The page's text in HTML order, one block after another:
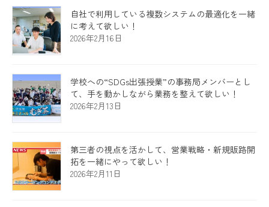
自社で利用している複数システムの最適化を一緒
に考えて欲しい！
2026年2月16日
学校への“SDGs出張授業”の事務局メンバーとし
て、手を動かしながら業務を整えて欲しい！
2026年2月13日
第三者の視点を活かして、営業戦略・新規販路開
拓を一緒にやって欲しい！
2026年2月11日